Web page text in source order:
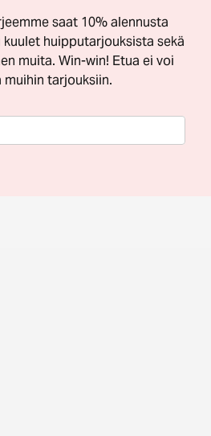
saat 10% alennusta
huipputarjouksista sekä
muita. Win-win! Etua ei voi
muihin tarjouksiin.